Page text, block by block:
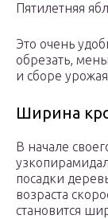
Пятилетняя
Это очень
обрезать,
и сборе
Ширина
В начале
посадки
возраста
становится